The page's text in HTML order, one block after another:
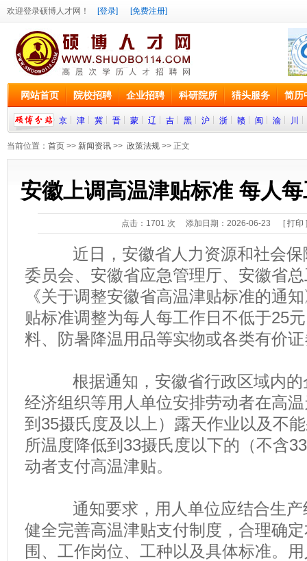
欢迎登录硕博人才网！ [登录] [免费注册]
网站首页 院校招聘 企业招聘 科研院所 猎头服务 简历
京 津 冀 晋 蒙 辽 吉 黑 沪 浙 赣 闽 渝 川
当前位置： 首页 >> 新闻资讯 >> 政策法规 >> 正文
安徽上调高温津贴标准 每人
点击： 1701 次 添加日期：2026-06-23 [打印
近日，安徽省人力资源和社会保
委员会、安徽省应急管理厅、安徽省
《关于调整安徽省高温津贴标准的通
贴标准调整为每人每工作日不低于25
料、防暑降温用品等实物或各类有价
根据通知，安徽省行政区域内的
经济组织等用人单位安排劳动者在高
到35摄氏度及以上）露天作业以及不
所温度降低到33摄氏度以下的（不含
动者支付高温津贴。
通知要求，用人单位应结合生产
健全完善高温津贴支付制度，合理确
围、工作岗位、工种以及具体标准。